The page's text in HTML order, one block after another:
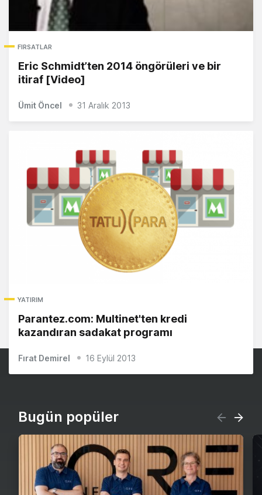
FIRSATLAR
Eric Schmidt’ten 2014 öngörüleri ve bir
itiraf [Video]
Ümit Öncel 31 Aralık 2013
YATIRIM
Parantez.com: Multinet'ten kredi
kazandıran sadakat programı
Fırat Demirel 16 Eylül 2013
Bugün popüler